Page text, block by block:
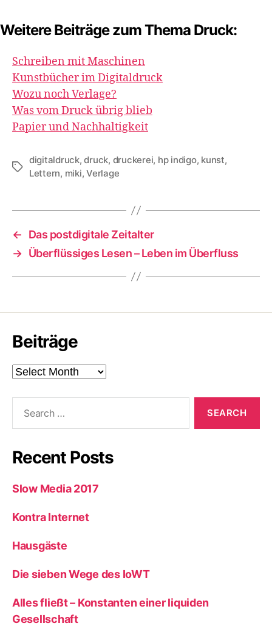
Weitere Beiträge zum Thema Druck:
Schreiben mit Maschinen
Kunstbücher im Digitaldruck
Wozu noch Verlage?
Was vom Druck übrig blieb
Papier und Nachhaltigkeit
Tags
digitaldruck,druck, druckerei, hp indigo, kunst,
Lettern, miki,Verlage
←
Das postdigitale Zeitalter
→ Überflüssiges Lesen – Leben im Überfluss
Beiträge
Beiträge
Recent Posts
Slow Media 2017
Kontra Internet
Hausgäste
Die sieben Wege des IoWT
Alles fließt – Konstanten einer liquiden
Gesellschaft